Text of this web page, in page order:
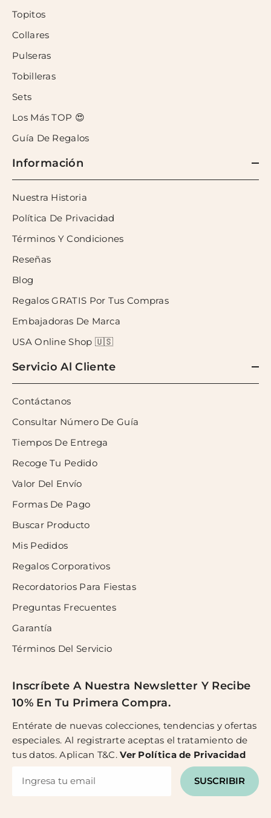
Topitos
Collares
Pulseras
Tobilleras
Sets
Los Más TOP 😍
Guía De Regalos
Información
Nuestra Historia
Política De Privacidad
Términos Y Condiciones
Reseñas
Blog
Regalos GRATIS Por Tus Compras
Embajadoras De Marca
USA Online Shop 🇺🇸
Servicio Al Cliente
Contáctanos
Consultar Número De Guía
Tiempos De Entrega
Recoge Tu Pedido
Valor Del Envío
Formas De Pago
Buscar Producto
Mis Pedidos
Regalos Corporativos
Recordatorios Para Fiestas
Preguntas Frecuentes
Garantía
Términos Del Servicio
Inscríbete A Nuestra Newsletter Y Recibe
10% En Tu Primera Compra.
Entérate de nuevas colecciones, tendencias y ofertas
especiales. Al registrarte aceptas el tratamiento de
tus datos. Aplican T&C.Ver Política de Privacidad
SUSCRIBIR